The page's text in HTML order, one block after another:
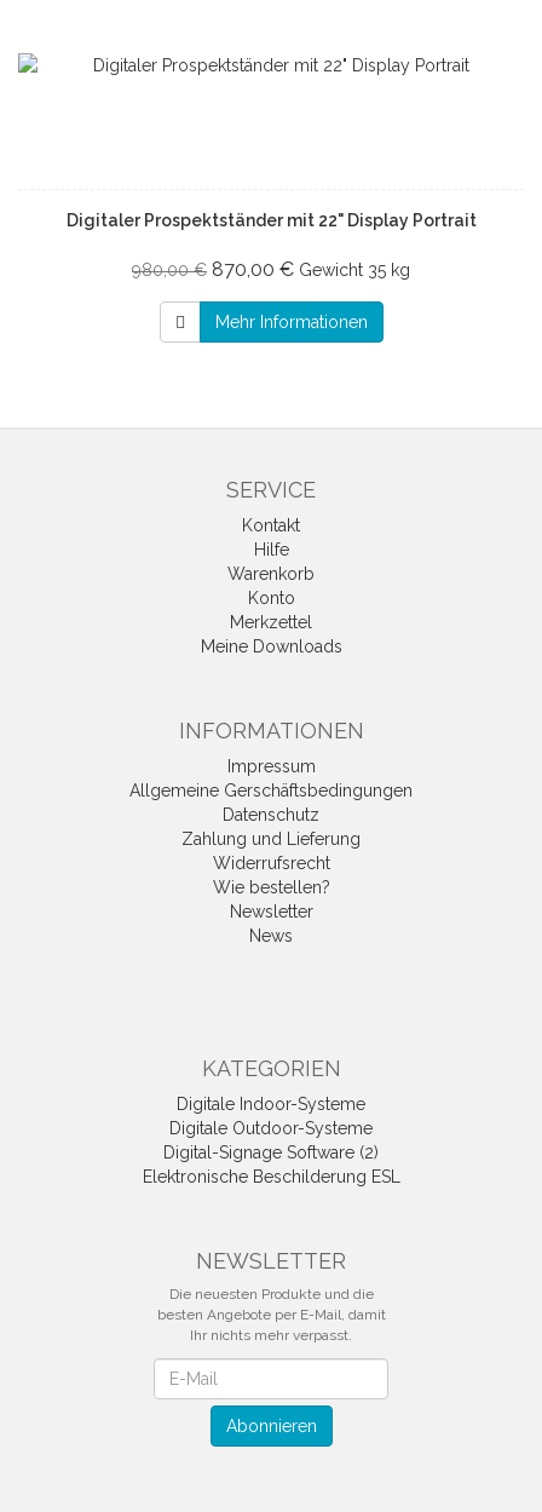
Digitaler Prospektständer mit 22" Display Portrait
980,00 € 870,00 € Gewicht 35 kg
Mehr Informationen
SERVICE
Kontakt
Hilfe
Warenkorb
Konto
Merkzettel
Meine Downloads
INFORMATIONEN
Impressum
Allgemeine Gerschäftsbedingungen
Datenschutz
Zahlung und Lieferung
Widerrufsrecht
Wie bestellen?
Newsletter
News
KATEGORIEN
Digitale Indoor-Systeme
Digitale Outdoor-Systeme
Digital-Signage Software (2)
Elektronische Beschilderung ESL
NEWSLETTER
Die neuesten Produkte und die
besten Angebote per E-Mail, damit
Ihr nichts mehr verpasst.
Abonnieren